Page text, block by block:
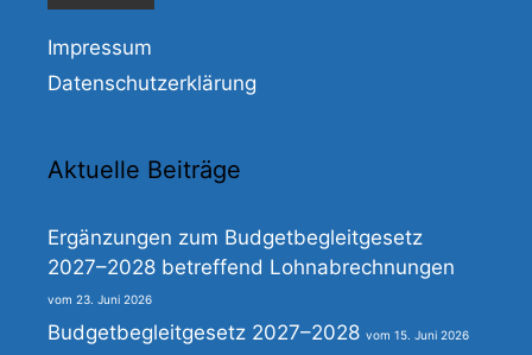
Impressum
Datenschutzerklärung
Aktuelle Beiträge
Ergänzungen zum Budgetbegleitgesetz
2027–2028 betreffend Lohnabrechnungen
23. Juni 2026
Budgetbegleitgesetz 2027–2028 15. Juni 2026